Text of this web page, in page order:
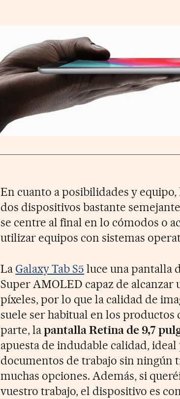
En cuanto a posibilidades y
dos dispositivos bastante
se centre al final en lo cómodos o
utilizar equipos con sistemas
La Galaxy Tab S5 luce una pantalla
Super AMOLED capaz de alcanzar
píxeles, por lo que la calidad de
suele ser habitual en los productos
parte, lapantalla Retina de 9,7
apuesta de indudable calidad,
documentos de trabajo sin ningún
muchas opciones. Además, si
vuestro trabajo, el dispositivo es